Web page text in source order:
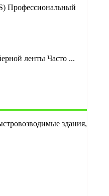
Профессиональный
ленты Часто ...
здания,